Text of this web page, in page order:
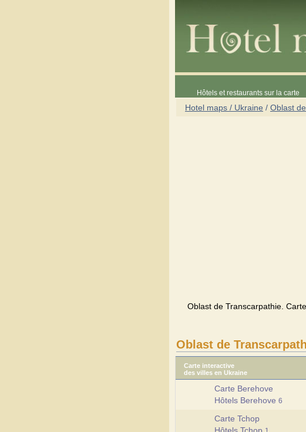
Hôtels et restaurants sur la carte
Hotel maps / Ukraine / Oblast
Oblast de Transcarpathie.
Oblast de
Carte interactive
des villes en Ukraine
Carte Berehove
Hôtels Berehove 6
Carte Tchop